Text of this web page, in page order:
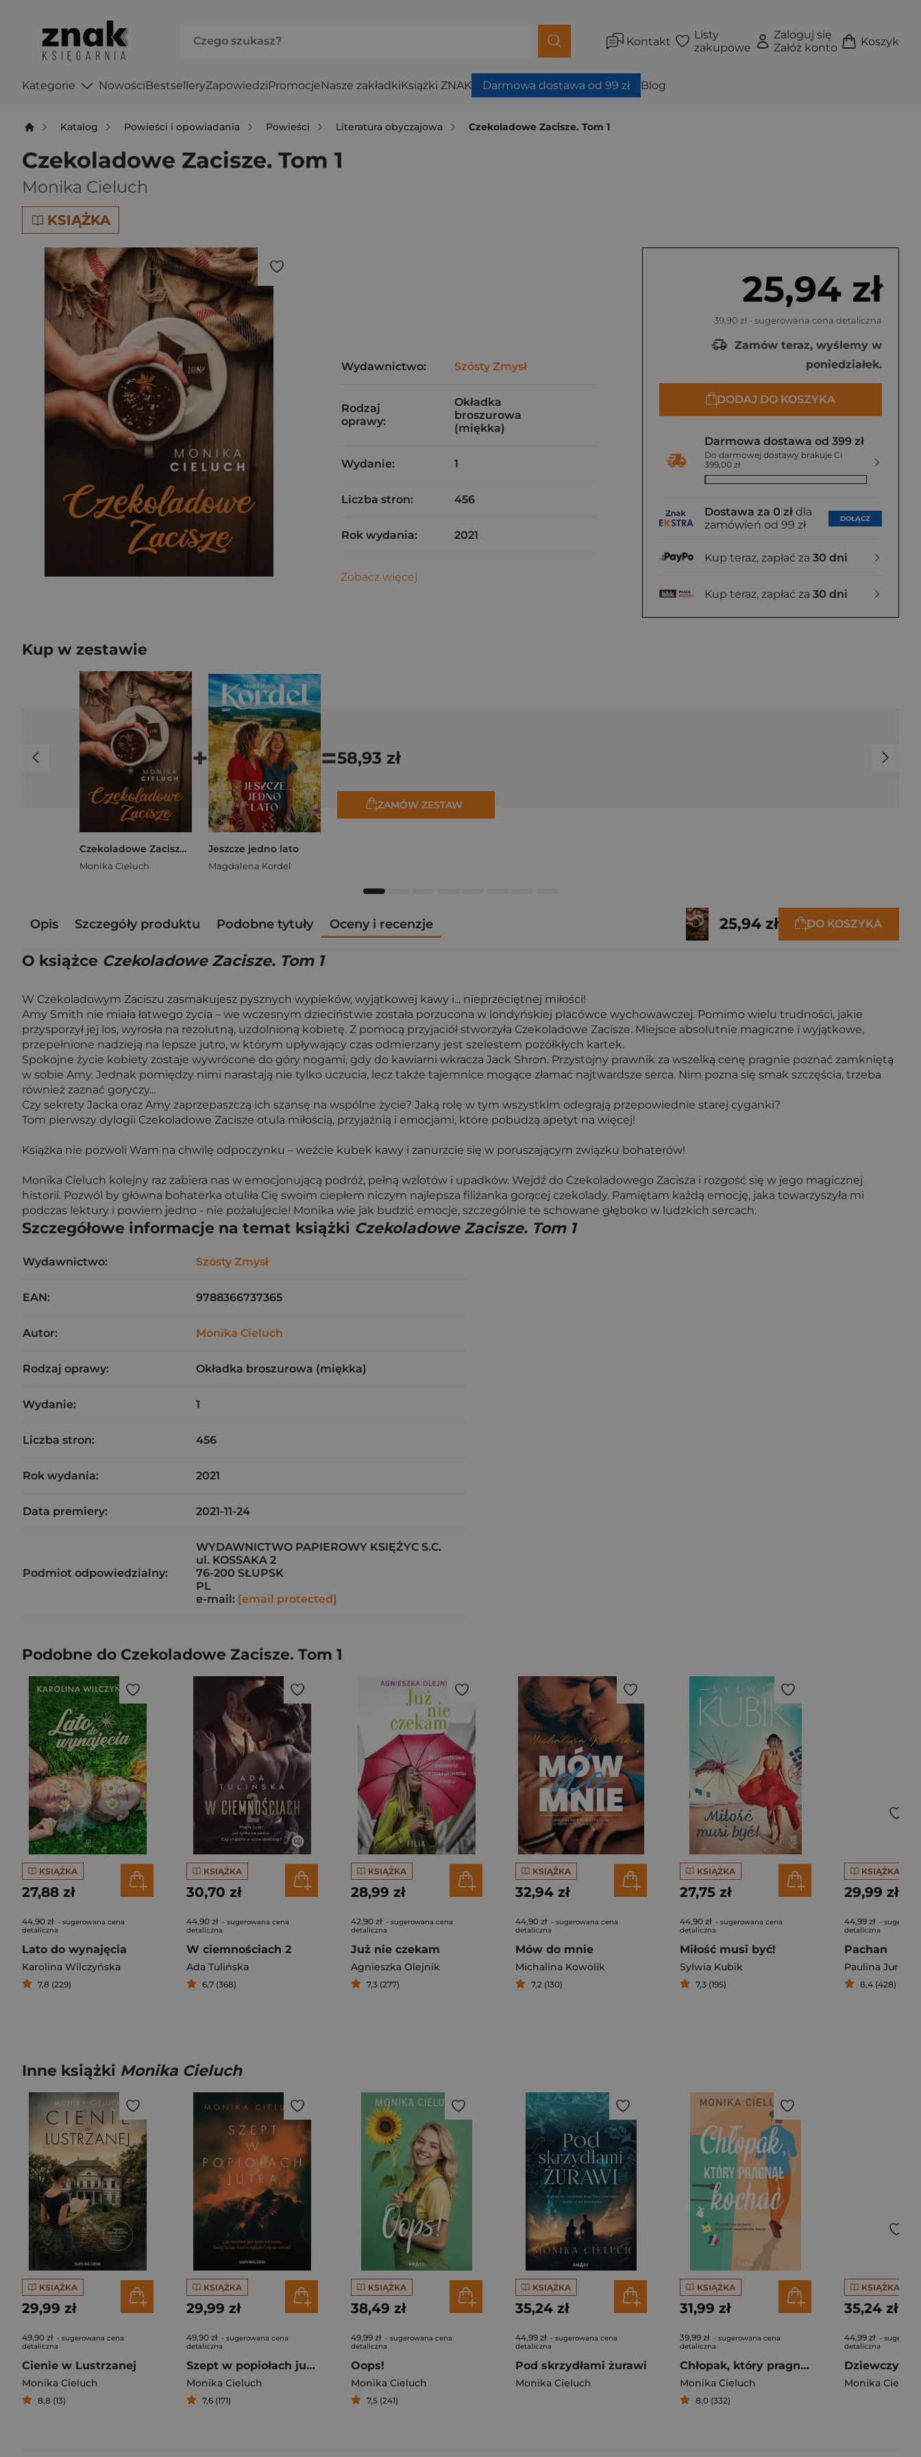
Kontakt
Listy
zakupowe
Zaloguj się
Załóż konto
Koszyk
Kategorie NowościBestselleryZapowiedziPromocjeNasze zakładkiKsiążki ZNAK Darmowa dostawa od 99 zł Blog
Katalog Powieści i opowiadania Powieści Literatura obyczajowa Czekoladowe Zacisze. Tom 1
Czekoladowe Zacisze. Tom 1
Monika Cieluch
KSIĄŻKA
25,94 zł
39,90 zł - sugerowana cena detaliczna
Zamów teraz, wyślemy w
poniedziałek.
DODAJ DO KOSZYKA
Darmowa dostawa od 399 zł
Do darmowej dostawy brakuje Ci
399,00 zł
Dostawa za 0 zł dla
zamówień od 99 zł
DOŁĄCZ
Kup teraz, zapłać za 30 dni
Kup teraz, zapłać za 30 dni
Wydawnictwo: Szósty Zmysł
Rodzaj
oprawy:
Okładka
broszurowa
(miękka)
Wydanie: 1
Liczba stron: 456
Rok wydania: 2021
Zobacz więcej
Kup w zestawie
Czekoladowe Zacisze. Tom 1
Monika Cieluch
+
Jeszcze jedno lato
Magdalena Kordel
=58,93 zł
ZAMÓW ZESTAW
Opis Szczegóły produktu Podobne tytuły Oceny i recenzje 25,94 zł DO KOSZYKA
O książce Czekoladowe Zacisze. Tom 1
W Czekoladowym Zaciszu zasmakujesz pysznych wypieków, wyjątkowej kawy i... nieprzeciętnej miłości!
Amy Smith nie miała łatwego życia – we wczesnym dzieciństwie została porzucona w londyńskiej placówce wychowawczej. Pomimo wielu trudności, jakie
przysporzył jej los, wyrosła na rezolutną, uzdolnioną kobietę. Z pomocą przyjaciół stworzyła Czekoladowe Zacisze. Miejsce absolutnie magiczne i wyjątkowe,
przepełnione nadzieją na lepsze jutro, w którym upływający czas odmierzany jest szelestem pożółkłych kartek.
Spokojne życie kobiety zostaje wywrócone do góry nogami, gdy do kawiarni wkracza Jack Shron. Przystojny prawnik za wszelką cenę pragnie poznać zamkniętą
w sobie Amy. Jednak pomiędzy nimi narastają nie tylko uczucia, lecz także tajemnice mogące złamać najtwardsze serca. Nim pozna się smak szczęścia, trzeba
również zaznać goryczy...
Czy sekrety Jacka oraz Amy zaprzepaszczą ich szansę na wspólne życie? Jaką rolę w tym wszystkim odegrają przepowiednie starej cyganki?
Tom pierwszy dylogii Czekoladowe Zacisze otula miłością, przyjaźnią i emocjami, które pobudzą apetyt na więcej!
Książka nie pozwoli Wam na chwilę odpoczynku – weźcie kubek kawy i zanurzcie się w poruszającym związku bohaterów!
Monika Cieluch kolejny raz zabiera nas w emocjonującą podróż, pełną wzlotów i upadków. Wejdź do Czekoladowego Zacisza i rozgość się w jego magicznej
historii. Pozwól by główna bohaterka otuliła Cię swoim ciepłem niczym najlepsza filiżanka gorącej czekolady. Pamiętam każdą emocję, jaka towarzyszyła mi
podczas lektury i powiem jedno - nie pożałujecie! Monika wie jak budzić emocje, szczególnie te schowane głęboko w ludzkich sercach.
Szczegółowe informacje na temat książki Czekoladowe Zacisze. Tom 1
Wydawnictwo: Szósty Zmysł
EAN: 9788366737365
Autor: Monika Cieluch
Rodzaj oprawy: Okładka broszurowa (miękka)
Wydanie: 1
Liczba stron: 456
Rok wydania: 2021
Data premiery: 2021-11-24
Podmiot odpowiedzialny:
WYDAWNICTWO PAPIEROWY KSIĘŻYC S.C.
ul. KOSSAKA 2
76-200 SŁUPSK
PL
e-mail: [email protected]
Podobne do Czekoladowe Zacisze. Tom 1
KSIĄŻKA
27,88 zł
44,90 zł - sugerowana cena
detaliczna
Lato do wynajęcia
Karolina Wilczyńska
7,8 (229)
KSIĄŻKA
30,70 zł
44,90 zł - sugerowana cena
detaliczna
W ciemnościach 2
Ada Tulińska
6,7 (368)
KSIĄŻKA
28,99 zł
42,90 zł - sugerowana cena
detaliczna
Już nie czekam
Agnieszka Olejnik
7,3 (277)
KSIĄŻKA
32,94 zł
44,90 zł - sugerowana cena
detaliczna
Mów do mnie
Michalina Kowolik
7,2 (130)
KSIĄŻKA
27,75 zł
44,90 zł - sugerowana cena
detaliczna
Miłość musi być!
Sylwia Kubik
7,3 (195)
KSIĄŻKA
29,99 zł
44,99 zł -
detaliczna
Pachan
Paulina Jurga
8,4 (428)
Inne książki Monika Cieluch
KSIĄŻKA
29,99 zł
49,90 zł - sugerowana cena
detaliczna
Cienie w Lustrzanej
Monika Cieluch
8,8 (13)
KSIĄŻKA
29,99 zł
49,90 zł - sugerowana cena
detaliczna
Szept w popiołach jutra
Monika Cieluch
7,6 (171)
KSIĄŻKA
38,49 zł
49,99 zł - sugerowana cena
detaliczna
Oops!
Monika Cieluch
7,5 (241)
KSIĄŻKA
35,24 zł
44,99 zł - sugerowana cena
detaliczna
Pod skrzydłami żurawi
Monika Cieluch
KSIĄŻKA
31,99 zł
39,99 zł - sugerowana cena
detaliczna
Chłopak, który pragnął kochać
Monika Cieluch
8,0 (332)
KSIĄŻKA
35,24 zł
44,99 zł -
detaliczna
Monika Cieluch